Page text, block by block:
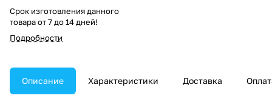
Срок изготовления данного
товара от 7 до 14 дней!
Подробности
Описание Характеристики Доставка